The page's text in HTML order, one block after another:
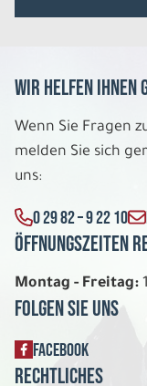
9 Tage
Di. 11.08.
Belegung: 3
9 Tage
Wir helfen Ihnen
Wenn Sie Fragen
melden Sie sich
uns:
0 29 82 – 9 22 10
Öffnungszeiten
Montag - Freitag:
Folgen Sie uns
FACEBOOK
Rechtliches